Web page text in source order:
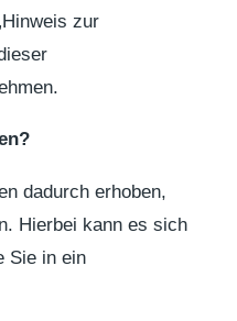
zur
dadurch erhoben,
Hierbei kann es sich
Sie in ein